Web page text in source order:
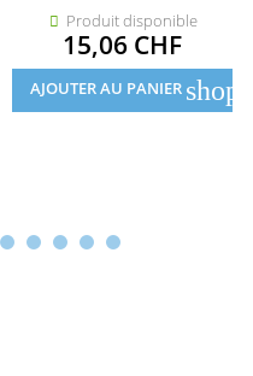
 Produit disponible
Prix
15,06 CHF
AJOUTER AU PANIER